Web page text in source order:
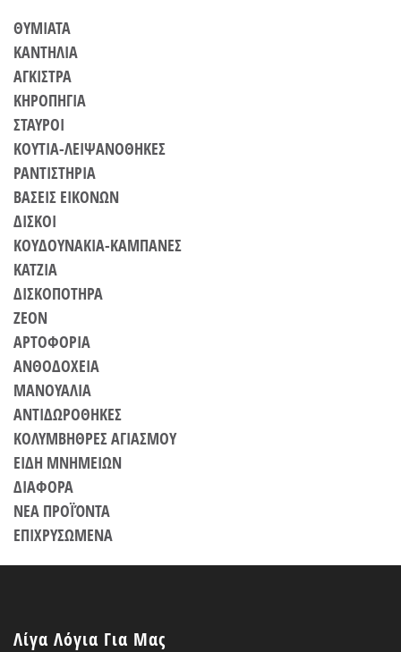
ΘΥΜΙΑΤΑ
ΚΑΝΤΗΛΙΑ
ΑΓΚΙΣΤΡΑ
ΚΗΡΟΠΗΓΙΑ
ΣΤΑΥΡΟΙ
ΚΟΥΤΙΑ-ΛΕΙΨΑΝΟΘΗΚΕΣ
ΡΑΝΤΙΣΤΗΡΙΑ
ΒΑΣΕΙΣ ΕΙΚΟΝΩΝ
ΔΙΣΚΟΙ
ΚΟΥΔΟΥΝΑΚΙΑ-ΚΑΜΠΑΝΕΣ
ΚΑΤΖΙA
ΔΙΣΚΟΠΟΤΗΡΑ
ΖΕΟΝ
ΑΡΤΟΦΟΡΙΑ
ΑΝΘΟΔΟΧΕΙΑ
ΜΑΝΟΥΑΛΙΑ
ΑΝΤΙΔΩΡΟΘΗΚΕΣ
ΚΟΛΥΜΒΗΘΡΕΣ ΑΓΙΑΣΜΟΥ
ΕΙΔΗ ΜΝΗΜΕΙΩΝ
ΔΙΑΦΟΡΑ
ΝΕΑ ΠΡΟΪΌΝΤΑ
ΕΠΙΧΡΥΣΩΜΕΝΑ
Λίγα Λόγια Για Μας